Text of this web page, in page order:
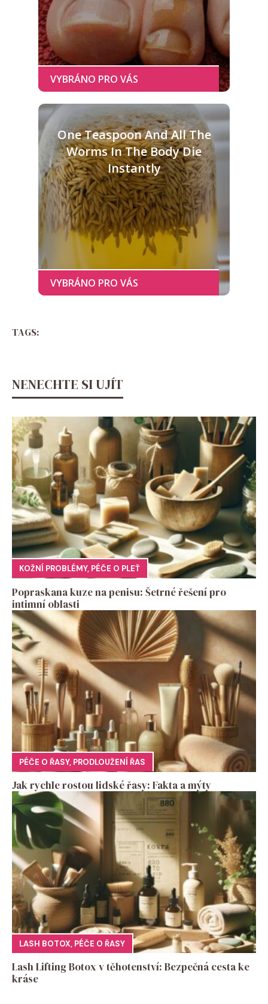
One Teaspoon And All The
Worms In The Body Die
Instantly
TAGS:
NENECHTE SI UJÍT
KOŽNÍ PROBLÉMY, PÉČE O PLEŤ
Popraskana kuze na penisu: Šetrné řešení pro
intimní oblasti
PÉČE O ŘASY, PRODLOUŽENÍ ŘAS
Jak rychle rostou lidské řasy: Fakta a mýty
LASH BOTOX, PÉČE O ŘASY
Lash Lifting Botox v těhotenství: Bezpečná cesta ke
kráse